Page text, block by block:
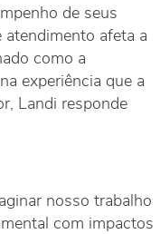
de seus
afeta a
como a
experiência que a
Landi responde
nosso trabalho
com impactos